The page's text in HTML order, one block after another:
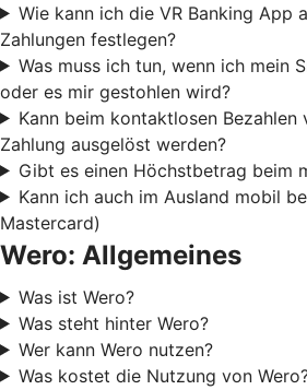
Wie kann ich die VR Banking App
Zahlungen festlegen?
Was muss ich tun, wenn ich mein
oder es mir gestohlen wird?
Kann beim kontaktlosen Bezahlen
Zahlung ausgelöst werden?
Gibt es einen Höchstbetrag beim
Kann ich auch im Ausland mobil
Mastercard)
Wero: Allgemeines
Was ist Wero?
Was steht hinter Wero?
Wer kann Wero nutzen?
Was kostet die Nutzung von